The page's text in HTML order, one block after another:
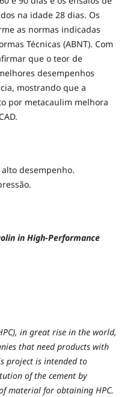
na idade 28 dias. Os
as normas indicadas
Técnicas (ABNT). Com
que o teor de
desempenhos
mostrando que a
por metacaulim melhora
desempenho.
in High-Performance
in great rise in the world,
that need products with
project is intended to
of the cement by
material for obtaining HPC.